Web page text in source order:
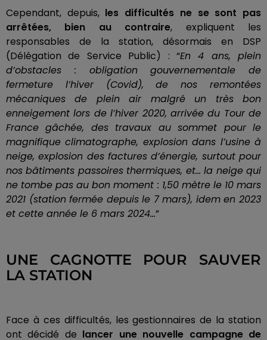
Cependant, depuis,les difficultés ne se sont pas
arrêtées, bien au contraire, expliquent les
responsables de la station, désormais en DSP
(Délégation de Service Public) : “En 4 ans, plein
d’obstacles : obligation gouvernementale de
fermeture l’hiver (Covid), de nos remontées
mécaniques de plein air malgré un très bon
enneigement lors de l’hiver 2020, arrivée du Tour de
France gâchée, des travaux au sommet pour le
magnifique climatographe, explosion dans l’usine à
neige, explosion des factures d’énergie, surtout pour
nos bâtiments passoires thermiques, et… la neige qui
ne tombe pas au bon moment : 1,50 mètre le 10 mars
2021 (station fermée depuis le 7 mars), idem en 2023
et cette année le 6 mars 2024…”
UNE CAGNOTTE POUR SAUVER
LA STATION
Face à ces difficultés, les gestionnaires de la station
ont décidé de lancer une nouvelle campagne de